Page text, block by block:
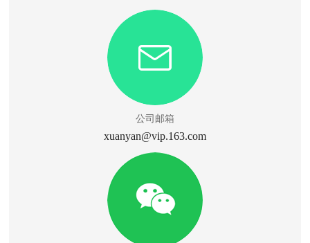
公司邮箱
xuanyan@vip.163.com